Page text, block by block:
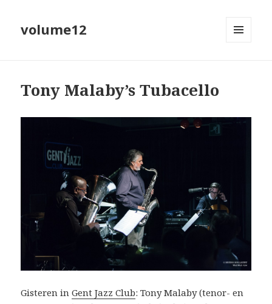
volume12
Tony Malaby’s Tubacello
Gisteren inGent Jazz Club: Tony Malaby (tenor- en